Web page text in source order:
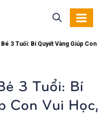
3 Tuổi: Bí Quyết Vàng Giúp Con
3 Tuổi: Bí
Con Vui Học,